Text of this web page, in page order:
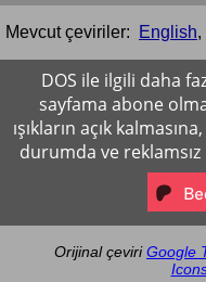
Mevcut çeviriler: English,
DOS ile ilgili daha
sayfama abone
ışıkların açık
durumda ve reklamsız
Orijinal çeviriGoogle